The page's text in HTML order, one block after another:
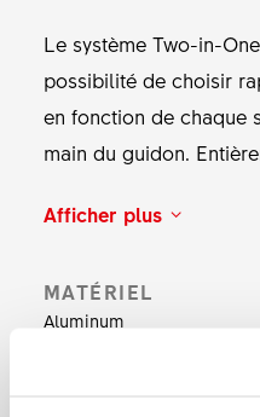
Le système Two-in-
possibilité de choisir rapidement le bon réglage
en fonction de chaque
main du guidon.
retour d’information
cycliste de savoir en permanence sur quel
réglage
blocage Two-in-One
Afficher plus
MATÉRIEL
Aluminum